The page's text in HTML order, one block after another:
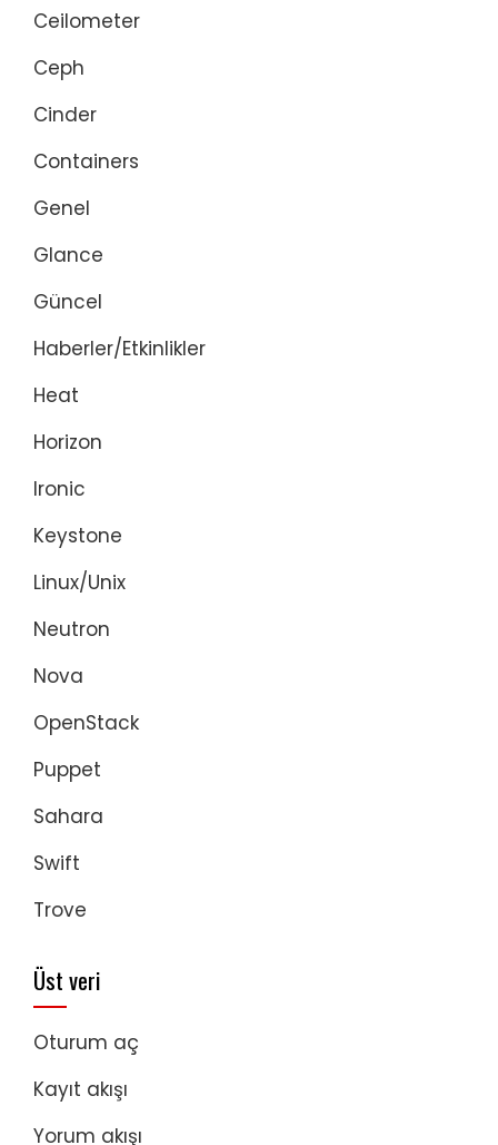
Ceilometer
Ceph
Cinder
Containers
Genel
Glance
Güncel
Haberler/Etkinlikler
Heat
Horizon
Ironic
Keystone
Linux/Unix
Neutron
Nova
OpenStack
Puppet
Sahara
Swift
Trove
Üst veri
Oturum aç
Kayıt akışı
Yorum akışı